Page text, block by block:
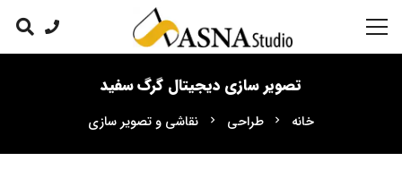
تصویر سازی دیجیتال گرگ سفید
خانه chevron_right طراحی chevron_right نقاشی و تصویر سازی